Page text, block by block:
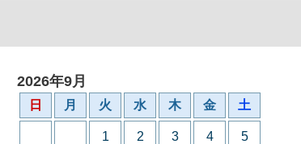
2026年9月
日 月 火 水 木 金 土
1 2 3 4 5